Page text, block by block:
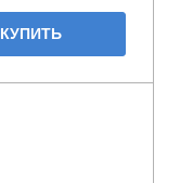
КУПИТЬ